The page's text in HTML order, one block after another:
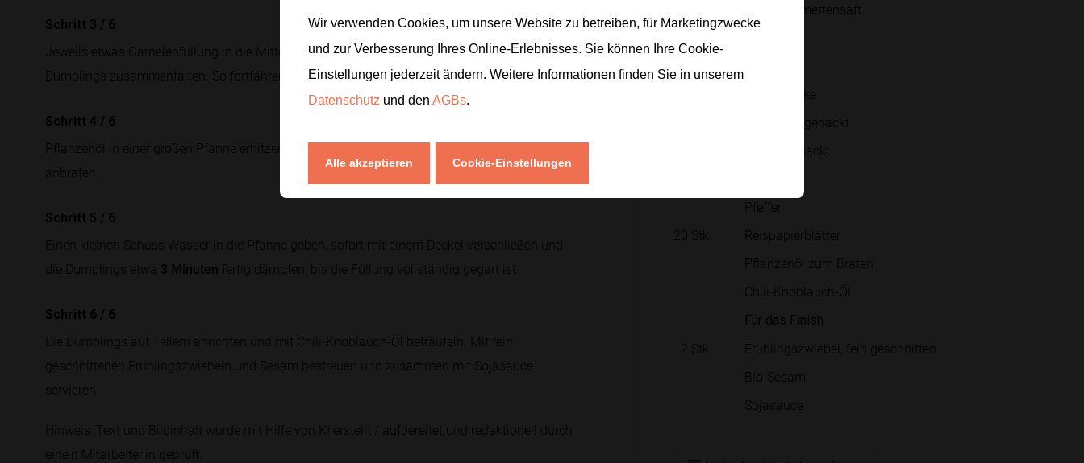
Spritzer Limettensaft
Speisestärke
Koriander, gehackt
Minze, gehackt
Pfeffer
20 Stk.
Reispapierblätter
Pflanzenöl zum Braten
Chili-Knoblauch-Öl
Für das Finish
2 Stk.
Frühlingszwiebel, fein geschnitten
Bio-Sesam
Sojasauce
Schritt 3 / 6
Jeweils etwas Garnelenfüllung in die Mitte geben und das Reispapier zu kleinen, festen
Dumplings zusammenfalten. So fortfahren, bis die gesamte Füllung verarbeitet ist.
Schritt 4 / 6
Pflanzenöl in einer großen Pfanne erhitzen und die Dumplings auf der Unterseite goldbraun
anbraten.
Schritt 5 / 6
Einen kleinen Schuss Wasser in die Pfanne geben, sofort mit einem Deckel verschließen und
die Dumplings etwa 3 Minuten fertig dämpfen, bis die Füllung vollständig gegart ist.
Schritt 6 / 6
Die Dumplings auf Tellern anrichten und mit Chili-Knoblauch-Öl beträufeln. Mit fein
geschnittenen Frühlingszwiebeln und Sesam bestreuen und zusammen mit Sojasauce
servieren.
Hinweis: Text und Bildinhalt wurde mit Hilfe von KI erstellt / aufbereitet und redaktionell durch
eine:n Mitarbeiter:in geprüft.
Wir verwenden Cookies, um unsere Website zu betreiben, für Marketingzwecke
und zur Verbesserung Ihres Online-Erlebnisses. Sie können Ihre Cookie-
Einstellungen jederzeit ändern. Weitere Informationen finden Sie in unserem
Datenschutz und den AGBs.
Alle akzeptieren Cookie-Einstellungen